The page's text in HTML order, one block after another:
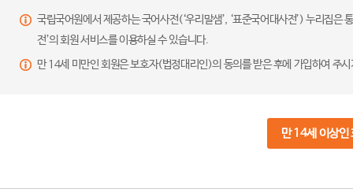
국립국어원에서 제공하는 국어사전(‘우리말샘’, ‘표준국어대사전’) 누리집
전’의 회원 서비스를 이용하실 수 있습니다.
만 14세 미만인 회원은 보호자(법정대리인)의 동의를 받은 후에 가입하여 주
만 14세 이상인